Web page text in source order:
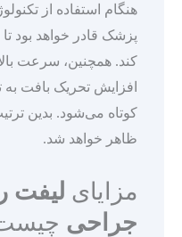
هنگام استفاده از
پزشک قادر خواهد بود
کند. همچنین، سرعت
افزایش تحریک بافت به
کوتاه می‌شود. بدین
ظاهر خواهد شد.
مزایای لیفت
جراحی